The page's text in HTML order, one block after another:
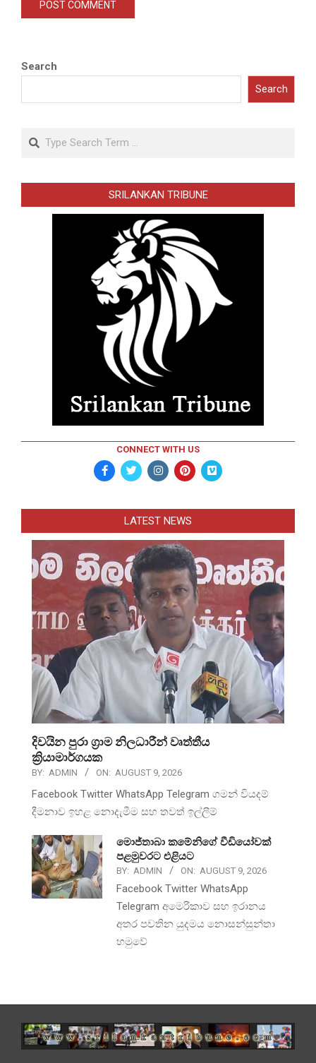
Search
Search
Search
SRILANKAN TRIBUNE
CONNECT WITH US
LATEST NEWS
දිවයින පුරා ග්‍රාම නිලධාරීන් වෘත්තීය
ක්‍රියාමාර්ගයක
BY: ADMIN ON: AUGUST 9, 2026
Facebook Twitter WhatsApp Telegram ගමන් වියදම්
දීමනාව ඉහළ නොදැමීම සහ තවත් ඉල්ලීම්
මොජ්තාබා කමේනිගේ වීඩියෝවක්
පළමුවරට එළියට
BY: ADMIN ON: AUGUST 9, 2026
Facebook Twitter WhatsApp
Telegram අමෙරිකාව සහ ඉරානය
අතර පවතින යුදමය නොසන්සුන්තා
හමුවේ